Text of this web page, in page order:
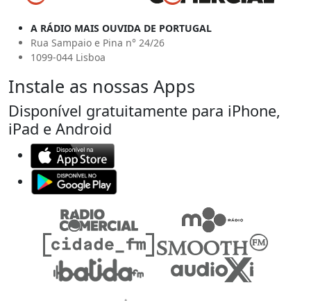
A RÁDIO MAIS OUVIDA DE PORTUGAL
Rua Sampaio e Pina n° 24/26
1099-044 Lisboa
Instale as nossas Apps
Disponível gratuitamente para iPhone,
iPad e Android